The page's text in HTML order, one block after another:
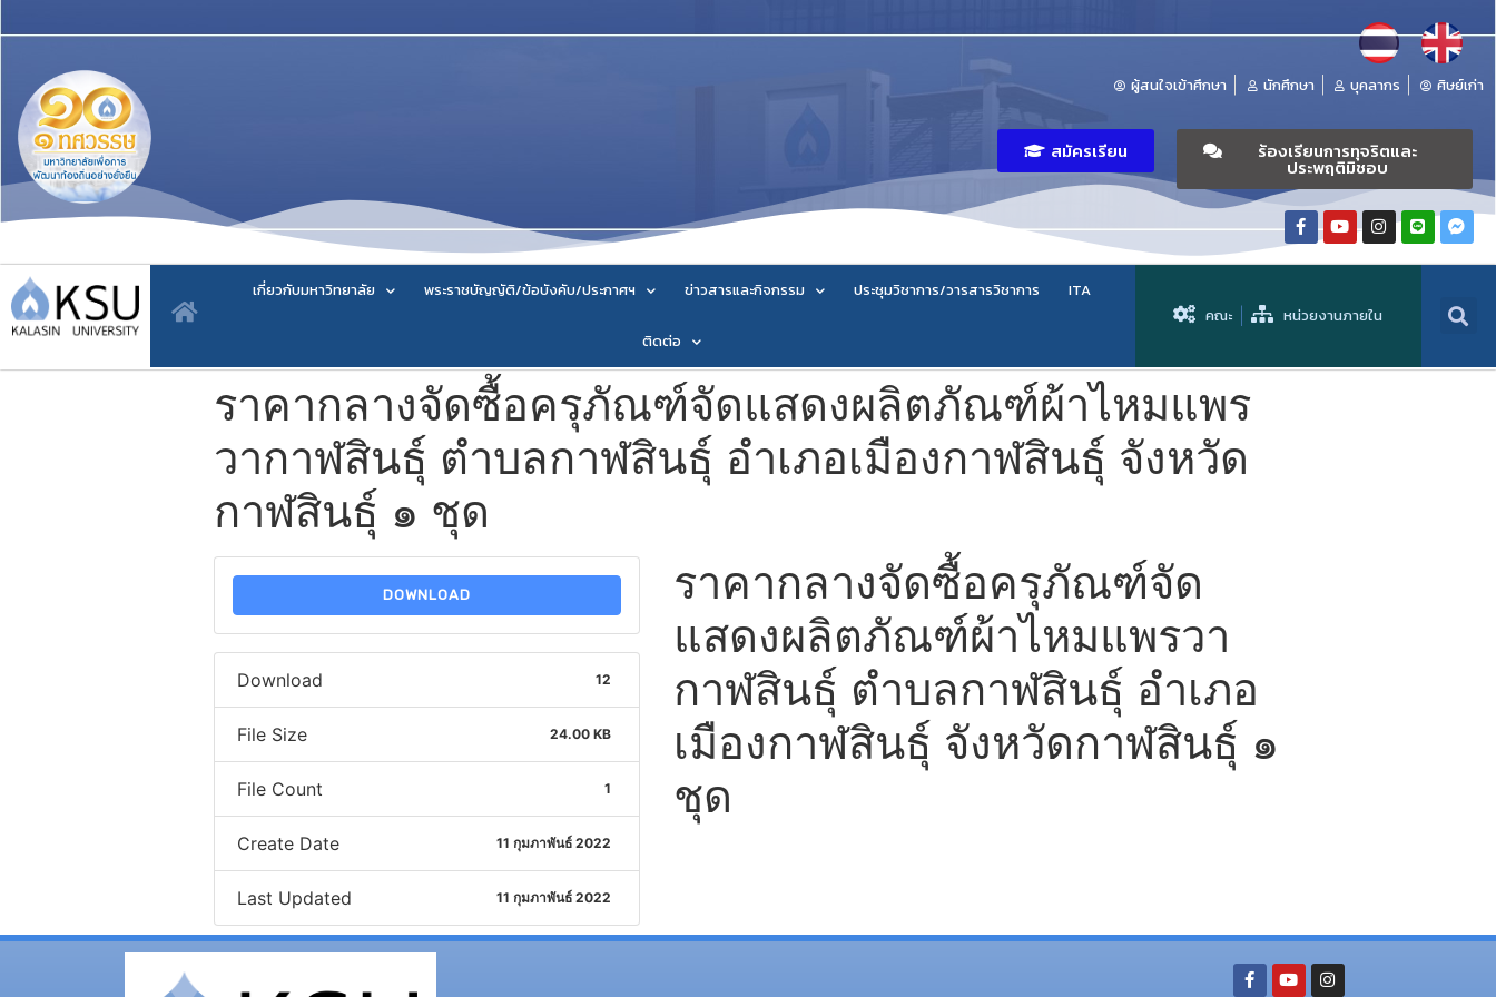
ผู้สนใจเข้าศึกษา นักศึกษา บุคลากร ศิษย์เก่า
สมัครเรียน ร้องเรียนการทุจริตและ
ประพฤติมิชอบ
เกี่ยวกับมหาวิทยาลัย พระราชบัญญัติ/ข้อบังคับ/ประกาศฯ ข่าวสารและกิจกรรม ประชุมวิชาการ/วารสารวิชาการ ITA
ติดต่อ
คณะ หน่วยงานภายใน
ราคากลางจัดซื้อครุภัณฑ์จัดแสดงผลิตภัณฑ์ผ้าไหมแพร
วากาฬสินธุ์ ตำบลกาฬสินธุ์ อำเภอเมืองกาฬสินธุ์ จังหวัด
กาฬสินธุ์ ๑ ชุด
DOWNLOAD
Download 12
File Size 24.00 KB
File Count 1
Create Date 11 กุมภาพันธ์ 2022
Last Updated 11 กุมภาพันธ์ 2022
ราคากลางจัดซื้อครุภัณฑ์จัด
แสดงผลิตภัณฑ์ผ้าไหมแพรวา
กาฬสินธุ์ ตำบลกาฬสินธุ์ อำเภอ
เมืองกาฬสินธุ์ จังหวัดกาฬสินธุ์ ๑
ชุด